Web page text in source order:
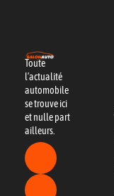
Toute
l’actualité
automobile
se trouve ici
et nulle part
ailleurs.